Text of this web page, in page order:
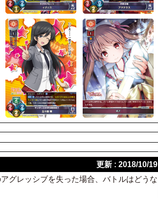
更新 : 2018/10/19
グレッシブを失った場合、バトルはどうな